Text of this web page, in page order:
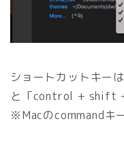
ショートカットキー
と「control + shift +
※Macのcommandキ